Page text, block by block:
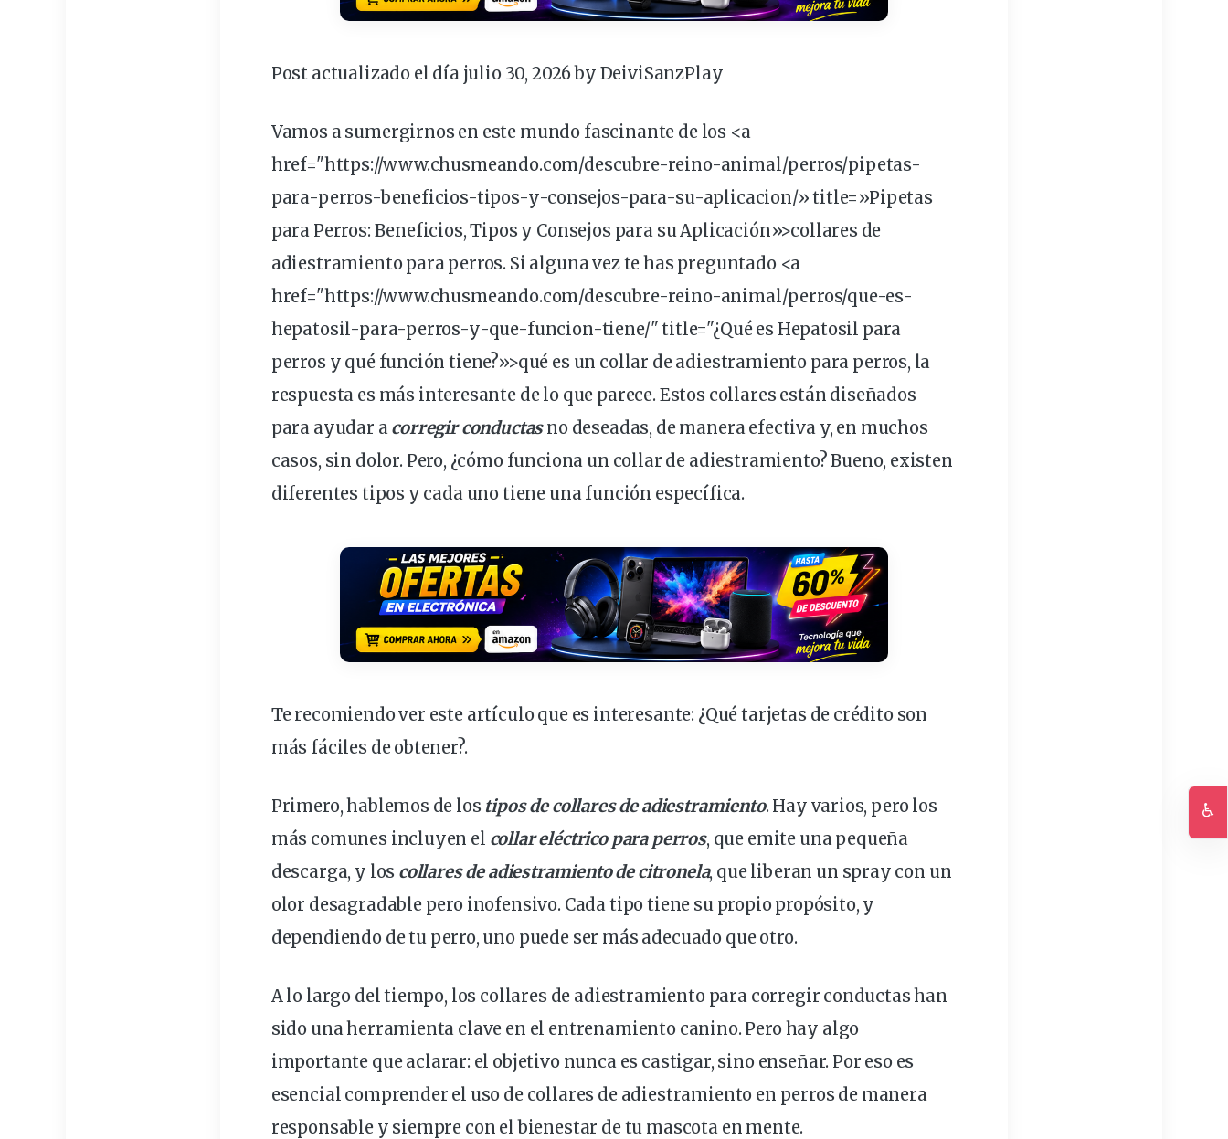
Post actualizado el día julio 30, 2026 by DeiviSanzPlay
Vamos asumergirnos en este mundo fascinante de los <a
href="https://www.chusmeando.com/descubre-reino-animal/perros/pipetas-
para-perros-beneficios-tipos-y-consejos-para-su-aplicacion/» title=»Pipetas
para Perros: Beneficios, Tipos y Consejos para su Aplicación»>collares de
adiestramientopara perros. Si alguna vez te has preguntado<a
href="https://www.chusmeando.com/descubre-reino-animal/perros/que-es-
hepatosil-para-perros-y-que-funcion-tiene/" title="¿Qué es Hepatosil para
perros y qué función tiene?»>qué es un collar de adiestramiento para perros, la
respuesta es más interesantede lo que parece. Estos collares están diseñados
para ayudar acorregir conductasno deseadas, de manera efectiva y, en muchos
casos, sin dolor. Pero, ¿cómo funciona un collar de adiestramiento? Bueno, existen
diferentes tipos y cada uno tiene una función específica.
Te recomiendo ver este artículo que es interesante: ¿Qué tarjetas de crédito son
más fáciles de obtener?.
Primero, hablemos de los tipos de collares de adiestramiento. Hay varios, pero los
más comunes incluyen el collareléctricopara perros, que emite una pequeña
descarga, y los collares de adiestramiento decitronela, que liberan un spray con un
olor desagradable pero inofensivo. Cada tipo tiene su propio propósito, y
dependiendo de tu perro, uno puede ser más adecuado que otro.
A lo largo del tiempo, los collares de adiestramiento para corregir conductashan
sido una herramienta clave en el entrenamiento canino. Pero hay algo
importante que aclarar: el objetivo nunca es castigar, sino enseñar. Por eso es
esencial comprender el uso de collares de adiestramiento en perros de manera
responsable y siempre con el bienestar de tu mascota en mente.
♿